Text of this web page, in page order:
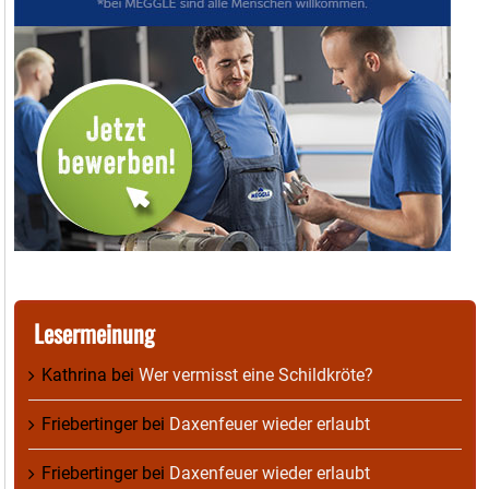
Lesermeinung
Kathrina bei Wer vermisst eine Schildkröte?
Friebertingerbei Daxenfeuer wieder erlaubt
Friebertingerbei Daxenfeuer wieder erlaubt